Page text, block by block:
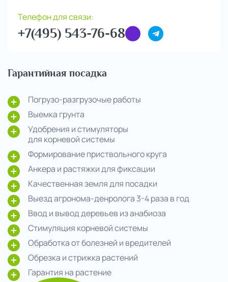
Телефон для связи:
+7(495) 543-76-68
Гарантийная посадка
Погрузо-разгрузочые работы
Выемка грунта
Удобрения и стимуляторы
для корневой системы
Формирование приствольного круга
Анкера и растяжки для фиксации
Качественная земля для посадки
Выезд агронома-денролога 3-4 раза в год
Ввод и вывод деревьев из анабиоза
Стимуляция корневой системы
Обработка от болезней и вредителей
Обрезка и стрижка растений
Гарантия на растение